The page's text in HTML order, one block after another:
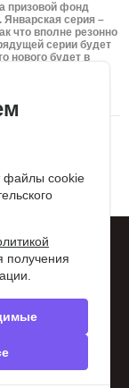
призовой фонд
Январская серия –
что вполне резонно
серии будет
нового будет в
ошибке
файлы cookie
получения